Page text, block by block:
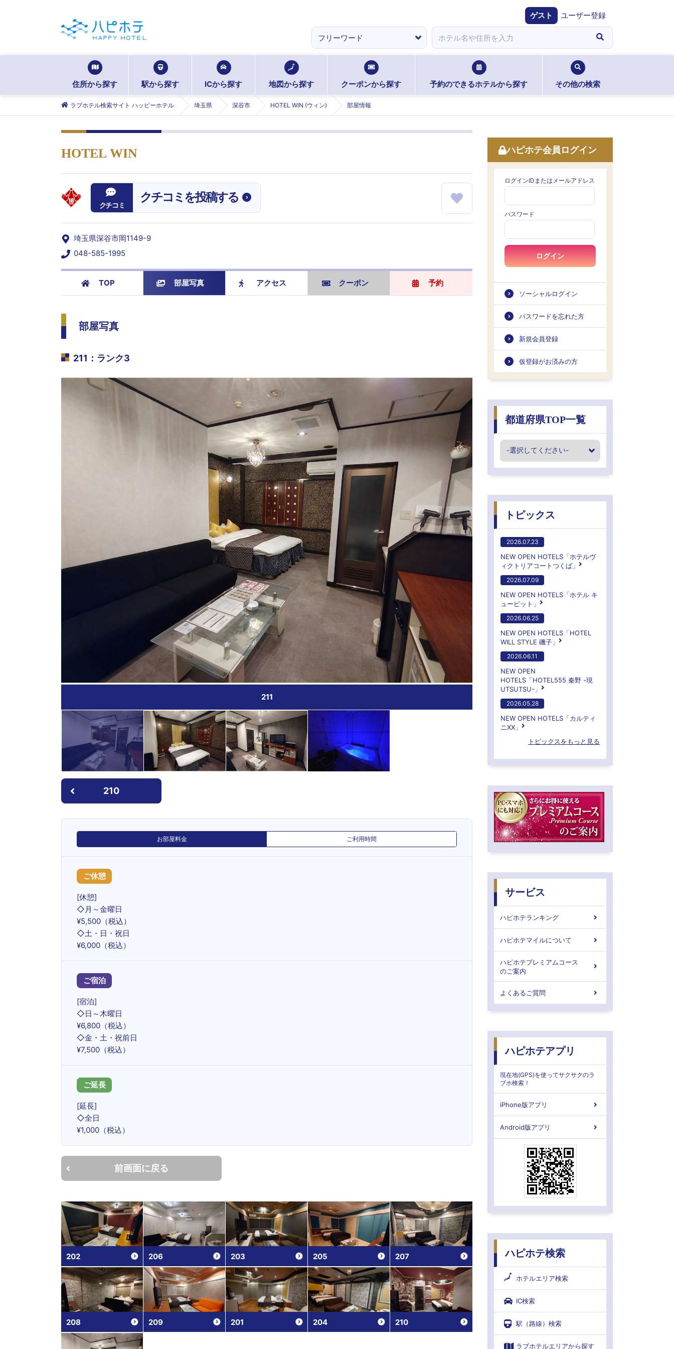
ゲスト ユーザー登録
住所から探す 駅から探す ICから探す 地図から探す クーポンから探す 予約のできるホテルから探す その他の検索
ラブホテル検索サイト ハッピーホテル 埼玉県 深谷市 HOTEL WIN (ウィン) 部屋情報
HOTEL WIN
クチコミ
クチコミを投稿する
埼玉県深谷市岡1149-9
048-585-1995
TOP 部屋写真 アクセス クーポン 予約
部屋写真
211 ： ランク3
211
210
お部屋料金 ご利用時間
ご休憩
[休憩]
◇月～金曜日
¥5,500（税込）
◇土・日・祝日
¥6,000（税込）
ご宿泊
[宿泊]
◇日～木曜日
¥6,800（税込）
◇金・土・祝前日
¥7,500（税込）
ご延長
[延長]
◇全日
¥1,000（税込）
前画面に戻る
202 206 203 205 207
208 209 201 204 210
ハピホテ会員ログイン
ログインIDまたはメールアドレス
パスワード
ログイン
ソーシャルログイン
パスワードを忘れた方
新規会員登録
仮登録がお済みの方
都道府県TOP一覧
トピックス
2026.07.23
NEW OPEN HOTELS「ホテルヴ
ィクトリアコートつくば」
2026.07.09
NEW OPEN HOTELS「ホテル キ
ューピット」
2026.06.25
NEW OPEN HOTELS「HOTEL
WILL STYLE 磯子」
2026.06.11
NEW OPEN
HOTELS「HOTEL555 秦野 -現
UTSUTSU-」
2026.05.28
NEW OPEN HOTELS「カルティ
ニXX」
トピックスをもっと見る
サービス
ハピホテランキング
ハピホテマイルについて
ハピホテプレミアムコース
のご案内
よくあるご質問
ハピホテアプリ
現在地(GPS)を使ってサクサクのラ
ブホ検索！
iPhone版アプリ
Android版アプリ
ハピホテ検索
ホテルエリア検索
IC検索
駅（路線）検索
ラブホテルエリアから探す